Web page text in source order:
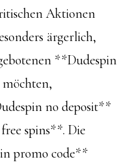
Aktionen
ärgerlich,
**Dudespin
no deposit**
spins**. Die
promo code**